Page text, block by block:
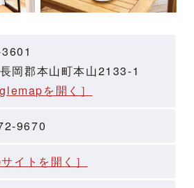
岡郡本山町本山2133-1
を開く］
9670
イトを開く］